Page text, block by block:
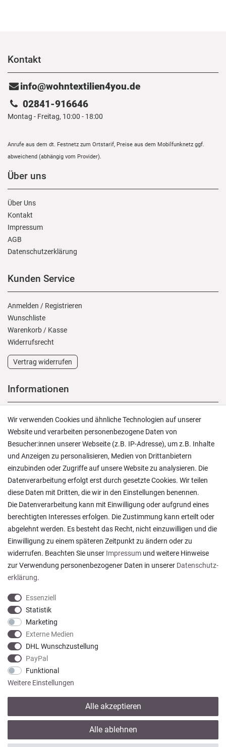
Kontakt
info@wohntextilien4you.de
02841-916646
Montag - Freitag, 10:00 - 18:00
Anrufe aus dem dt. Festnetz zum Ortstarif, Preise aus dem Mobilfunknetz ggf.
abweichend (abhängig vom Provider).
Über uns
Über Uns
Kontakt
Impressum
AGB
Daten­schutz­erklärung
Kunden Service
Anmelden / Registrieren
Wunschliste
Warenkorb / Kasse
Widerrufs­recht
Vertrag widerrufen
Informationen
Versand und Zahlung
Rücksendungen
Lieferung in die Schweiz
Pflegesymbole
Lagerverkauf
Ratgeber & News
Alles wie beschrieben , sehr gute Qualität
Rainer T., Rheine
Datum der Veröffentlichung: 06.08.2026
Datum der Kauferfahrung: 27.07.2026
922 Bewertungen
Wir verwenden Cookies und ähnliche Technologien auf unserer
Website und verarbeiten personenbezogene Daten von
Besucher:innen unserer Webseite (z.B. IP-Adresse), um z.B. Inhalte
und Anzeigen zu personalisieren, Medien von Drittanbietern
einzubinden oder Zugriffe auf unsere Website zu analysieren. Die
Datenverarbeitung erfolgt erst durch gesetzte Cookies. Wir teilen
diese Daten mit Dritten, die wir in den Einstellungen benennen.
Die Datenverarbeitung kann mit Einwilligung oder aufgrund eines
berechtigten Interesses erfolgen. Die Zustimmung kann erteilt oder
abgelehnt werden. Es besteht das Recht, nicht einzuwilligen und die
Einwilligung zu einem späteren Zeitpunkt zu ändern oder zu
widerrufen. Beachten Sie unser Impressum und weitere Hinweise
zur Verwendung personenbezogener Daten in unserer Daten­schutz­
erklärung.
Essenziell
Statistik
Marketing
Externe Medien
DHL Wunschzustellung
PayPal
Funktional
Weitere Einstellungen
Alle akzeptieren
Alle ablehnen
* Alle Preise verstehen sich inkl. gesetzl. MwSt. zzgl.
© copyright 2013-2026 Wohntextilien4You GmbH / Alle Rechte vorbehalten /